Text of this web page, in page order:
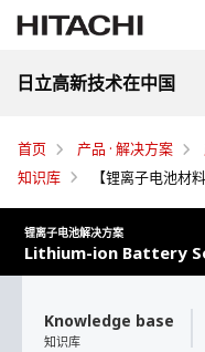
日立高新技术在中国
首页 产品 · 解决方案
知识库
【锂离子电池材
锂离子电池解决方案
Lithium-ion Battery
Knowledge base
知识库